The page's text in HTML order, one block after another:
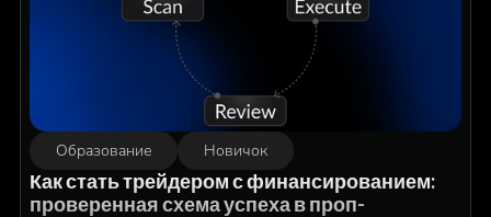
Образование Новичок
Как стать трейдером с финансированием:
проверенная схема успеха в проп-